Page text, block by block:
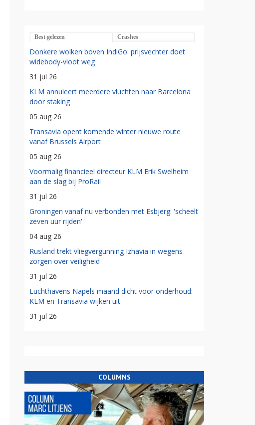
Best gelezen Crashes
Donkere wolken boven IndiGo: prijsvechter doet
widebody-vloot weg
31 jul 26
KLM annuleert meerdere vluchten naar Barcelona
door staking
05 aug 26
Transavia opent komende winter nieuwe route
vanaf Brussels Airport
05 aug 26
Voormalig financieel directeur KLM Erik Swelheim
aan de slag bij ProRail
31 jul 26
Groningen vanaf nu verbonden met Esbjerg: 'scheelt
zeven uur rijden'
04 aug 26
Rusland trekt vliegvergunning Izhavia in wegens
zorgen over veiligheid
31 jul 26
Luchthavens Napels maand dicht voor onderhoud:
KLM en Transavia wijken uit
31 jul 26
COLUMNS